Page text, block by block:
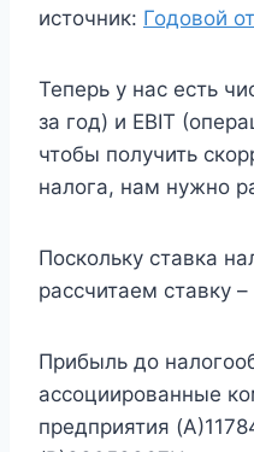
источник: Годовой
Теперь у нас есть
за год) и EBIT
чтобы получить
налога, нам нужно
Поскольку ставка
рассчитаем ставку –
Прибыль до
ассоциированные
предприятия